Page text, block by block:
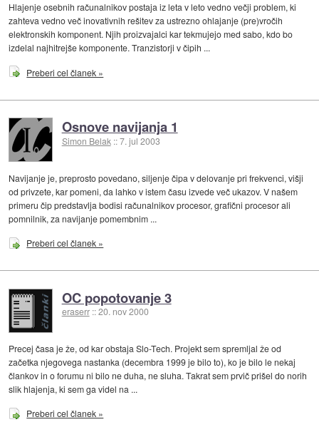
Hlajenje osebnih računalnikov postaja iz leta v leto vedno večji problem, ki
zahteva vedno več inovativnih rešitev za ustrezno ohlajanje (pre)vročih
elektronskih komponent. Njih proizvajalci kar tekmujejo med sabo, kdo bo
izdelal najhitrejše komponente. Tranzistorji v čipih ...
Preberi cel članek »
Osnove navijanja 1
Simon Belak ::7. jul 2003
Navijanje je, preprosto povedano, siljenje čipa v delovanje pri frekvenci, višji
od privzete, kar pomeni, da lahko v istem času izvede več ukazov. V našem
primeru čip predstavlja bodisi računalnikov procesor, grafični procesor ali
pomnilnik, za navijanje pomembnim ...
Preberi cel članek »
OC popotovanje 3
eraserr ::20. nov 2000
Precej časa je že, od kar obstaja Slo-Tech. Projekt sem spremljal že od
začetka njegovega nastanka (decembra 1999 je bilo to), ko je bilo le nekaj
člankov in o forumu ni bilo ne duha, ne sluha. Takrat sem prvič prišel do norih
slik hlajenja, ki sem ga videl na ...
Preberi cel članek »